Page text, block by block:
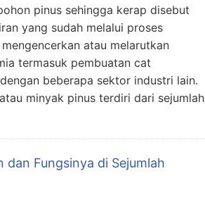
pinus sehingga kerap disebut
yang sudah melalui proses
atau melarutkan
termasuk pembuatan cat
beberapa sektor industri lain.
minyak pinus terdiri dari sejumlah
Fungsinya di Sejumlah